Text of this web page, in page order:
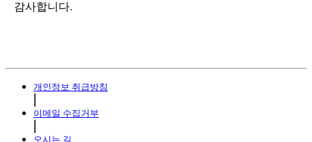
감사합니다.
개인정보 취급방침
이메일 수집거부
오시는 길